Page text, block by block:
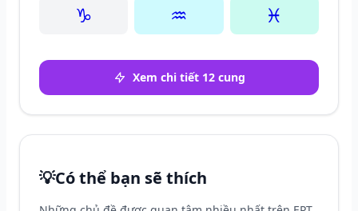
♑
♒ ♓
Xem chi tiết 12 cung
💡Có thể bạn sẽ thích